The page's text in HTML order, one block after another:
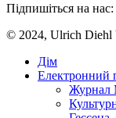
Підпишіться на нас:
© 2024, Ulrich Diehl
Дім
Електронний
Журнал